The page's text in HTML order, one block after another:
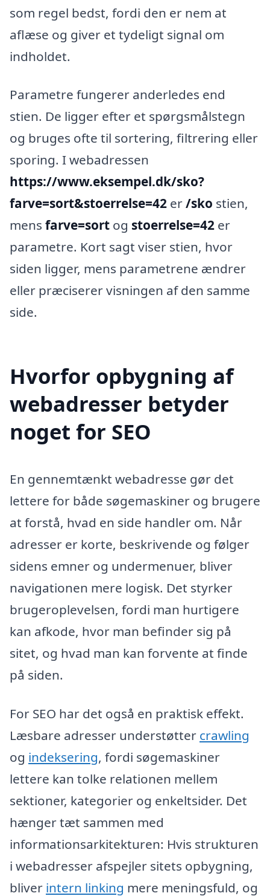
som regel bedst, fordi den er nem at
aflæse og giver et tydeligt signal om
indholdet.
Parametre fungerer anderledes end
stien. De ligger efter et spørgsmålstegn
og bruges ofte til sortering, filtrering eller
sporing. I webadressen
https://www.eksempel.dk/sko?
farve=sort&stoerrelse=42 er/sko stien,
mens farve=sort og stoerrelse=42 er
parametre. Kort sagt viser stien, hvor
siden ligger, mens parametrene ændrer
eller præciserer visningen af den samme
side.
Hvorfor opbygning af
webadresser betyder
noget for SEO
En gennemtænkt webadresse gør det
lettere for både søgemaskiner og brugere
at forstå, hvad en side handler om. Når
adresser er korte, beskrivende og følger
sidens emner og undermenuer, bliver
navigationen mere logisk. Det styrker
brugeroplevelsen, fordi man hurtigere
kan afkode, hvor man befinder sig på
sitet, og hvad man kan forvente at finde
på siden.
For SEO har det også en praktisk effekt.
Læsbare adresser understøtter crawling
og indeksering, fordi søgemaskiner
lettere kan tolke relationen mellem
sektioner, kategorier og enkeltsider. Det
hænger tæt sammen med
informationsarkitekturen: Hvis strukturen
i webadresser afspejler sitets opbygning,
bliver intern linking mere meningsfuld, og